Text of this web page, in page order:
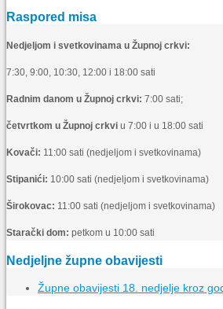
Raspored misa
Nedjeljom i svetkovinama u Župnoj crkvi:
7:30, 9:00, 10:30, 12:00 i 18:00 sati
Radnim danom u Župnoj crkvi: 7:00 sati;
četvrtkom u Župnoj crkvi u 7:00 i u 18:00 sati
Kovači: 11:00 sati (nedjeljom i svetkovinama)
Stipanići: 10:00 sati (nedjeljom i svetkovinama)
Širokovac: 11:00 sati (nedjeljom i svetkovinama)
Starački dom: petkom u 10:00 sati
Nedjeljne župne obavijesti
Župne obavijesti 18. nedjelje kroz